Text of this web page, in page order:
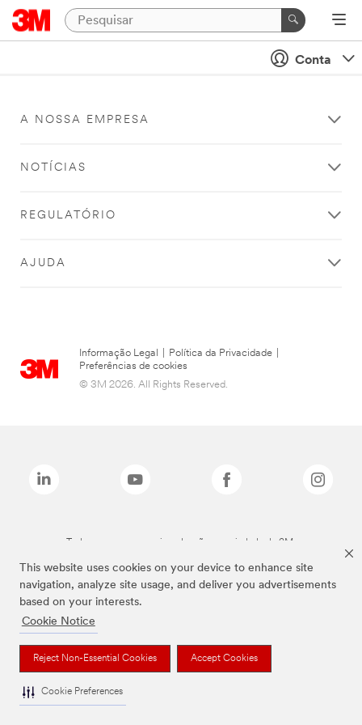
This website uses cookies on your device to enhance site
navigation, analyze site usage, and deliver you advertisements
based on your interests.
Cookie Notice
Reject Non-Essential Cookies Accept Cookies
Cookie Preferences
Conta
A NOSSA EMPRESA
NOTÍCIAS
REGULATÓRIO
AJUDA
Informação Legal Política da Privacidade
Preferências de cookies
© 3M 2026. All Rights Reserved.
Todas as marcas mencionadas são propriedade da 3M.